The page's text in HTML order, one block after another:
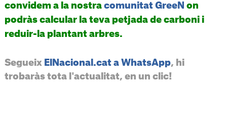
convidem a la nostra comunitat GreeN on
podràs calcular la teva petjada de carboni i
reduir-la plantant arbres.
Segueix ElNacional.cat a WhatsApp, hi
trobaràs tota l'actualitat, en un clic!